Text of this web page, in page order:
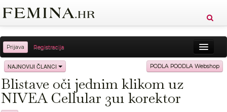
Prijava Registracija
Sreća Zdravlje Vitkost
Moda Ljubav Relax Putovanja Recepti
Knjige
NAJNOVIJI ČLANCI PODLA POODLA Webshop
Blistave oči jednim klikom uz
NIVEA Cellular 3u1 korektor